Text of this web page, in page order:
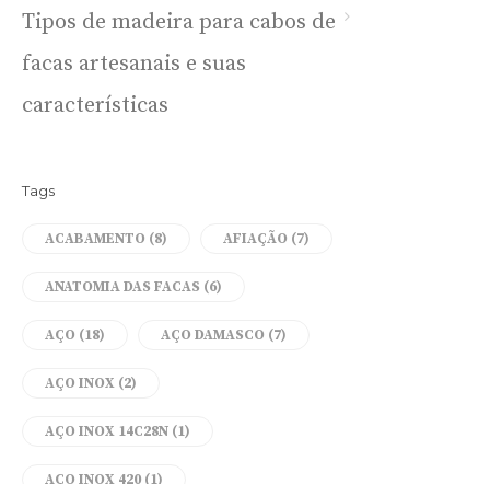
Tipos de madeira para cabos de
facas artesanais e suas
características
Tags
ACABAMENTO (8) AFIAÇÃO (7)
ANATOMIA DAS FACAS (6)
AÇO (18) AÇO DAMASCO (7)
AÇO INOX (2)
AÇO INOX 14C28N (1)
AÇO INOX 420 (1)